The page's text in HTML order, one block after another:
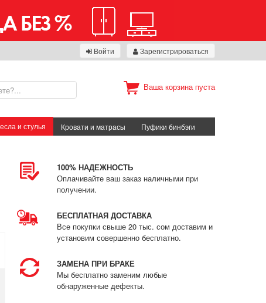
Войти Зарегистрироваться
Ваша корзина пуста
и стулья Кровати и матрасы Пуфики бинбэги
100% НАДЕЖНОСТЬ
Оплачивайте ваш заказ наличными при
получении.
БЕСПЛАТНАЯ ДОСТАВКА
Все покупки свыше 20 тыс. сом доставим и
установим совершенно бесплатно.
ЗАМЕНА ПРИ БРАКЕ
Мы бесплатно заменим любые
обнаруженные дефекты.